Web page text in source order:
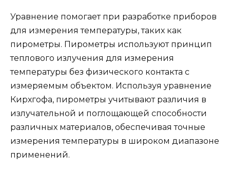
Уравнение помогает при разработке приборов
для измерения температуры, таких как
пирометры. Пирометры используют принцип
теплового излучения для измерения
температуры без физического контакта с
измеряемым объектом. Используя уравнение
Кирхгофа, пирометры учитывают различия в
излучательной и поглощающей способности
различных материалов, обеспечивая точные
измерения температуры в широком диапазоне
применений.